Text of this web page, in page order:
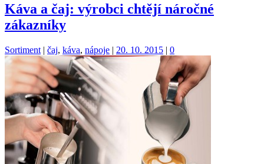
Káva a čaj: výrobci chtějí náročné
zákazníky
Kategorie:
Sortiment | Štítky:
čaj, káva, nápoje | 20. 10. 2015 | 0